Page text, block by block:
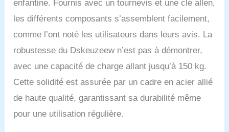
par courroie stable
sûr et fluide. Il n'y aura
aucun bruit de friction
pendant l'exercice et cela
ne dérangera pas les
autres. 【X-FRAME &
SIÈGE CONFORTABLE】
La conception robuste du
cadre en X et les tubes
en acier épais confèrent
enfantine. Fournis avec un tournevis et une clé allen,
les différents composants s’assemblent facilement,
comme l’ont noté les utilisateurs dans leurs avis. La
robustesse du Dskeuzeew n’est pas à démontrer,
avec une capacité de charge allant jusqu’à 150 kg.
Cette solidité est assurée par un cadre en acier allié
de haute qualité, garantissant sa durabilité même
pour une utilisation régulière.